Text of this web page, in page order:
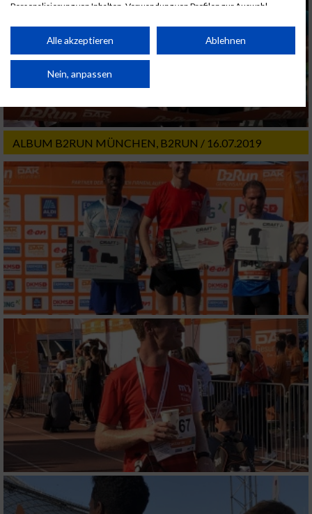
ALBUM B2RUN MÜNCHEN, B2RUN / 16.07.2019
Personalisierung von Inhalten. Verwendung von Profilen zur Auswahl
Performance von Inhalten. Analyse von Zielgruppen durch Statistiken oder
Kombinationen von Daten aus verschiedenen Quellen. Entwicklung und
von Inhalten.
Daten können außerhalb der Europäischen Union weitergegeben und in die
Website/App.
Partnerliste anzeigen (1 IAB-Anbieter)
Wir nutzen Ihre Daten für folgende Zwecke:
IAB-Verarbeitungszwecke:
Speichern von oder Zugriff auf Informationen
auf einem Endgerät
Verwendung reduzierter Daten zur Auswahl
von Werbeanzeigen
Erstellung von Profilen für personalisierte
Werbung
Verwendung von Profilen zur Auswahl
personalisierter Werbung
Erstellung von Profilen zur Personalisierung
von Inhalten
Verwendung von Profilen zur Auswahl
personalisierter Inhalte
Messung der Werbeleistung
Messung der Performance von Inhalten
Alle akzeptieren Ablehnen
Nein, anpassen